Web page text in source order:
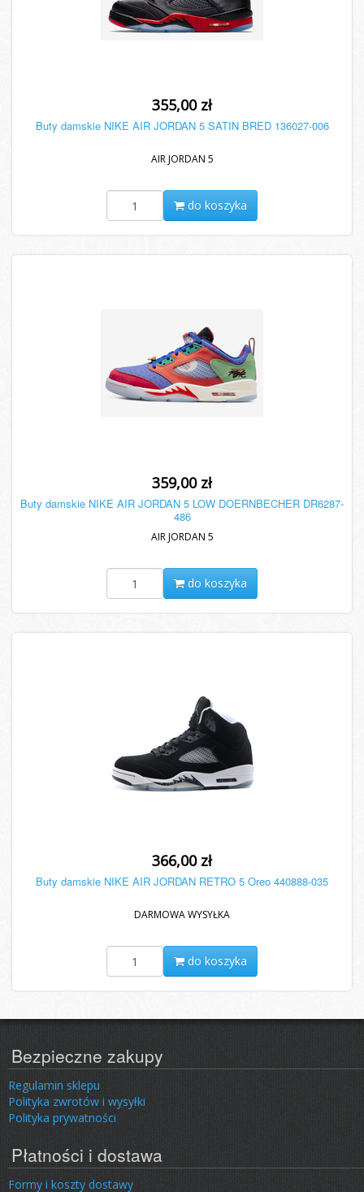
355,00 zł
Buty damskie NIKE AIR JORDAN 5 SATIN BRED 136027-006
AIR JORDAN 5
do koszyka
359,00 zł
Buty damskie NIKE AIR JORDAN 5 LOW DOERNBECHER DR6287-
486
AIR JORDAN 5
do koszyka
366,00 zł
Buty damskie NIKE AIR JORDAN RETRO 5 Oreo 440888-035
DARMOWA WYSYŁKA
do koszyka
Bezpieczne zakupy
Regulamin sklepu
Polityka zwrotów i wysyłki
Polityka prywatności
Płatności i dostawa
Formy i koszty dostawy